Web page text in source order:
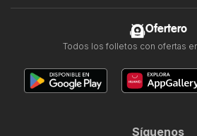
Ofertero
Todos los folletos con ofertas
Síguenos